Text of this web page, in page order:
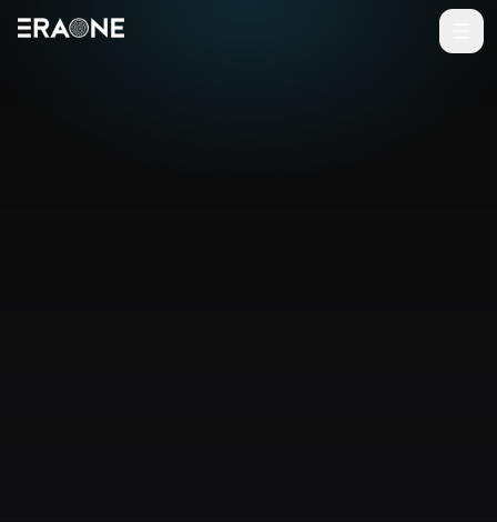
Vai al contenuto principale